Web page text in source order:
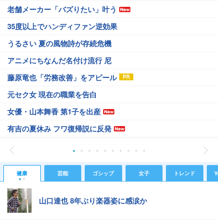
老舗メーカー「バズりたい」叶う
35度以上でハンディファン逆効果
うるさい 夏の風物詩が存続危機
アニメにちなんだ名付け流行 尼
藤原竜也「労務改善」をアピール
元セク女 現在の職業を告白
女優・山本舞香 第1子を出産
有吉の夏休み フワ復帰説に反発
健康 芸能 ゴシップ 女子 トレンド
山口達也 8年ぶり楽器姿に感涙か